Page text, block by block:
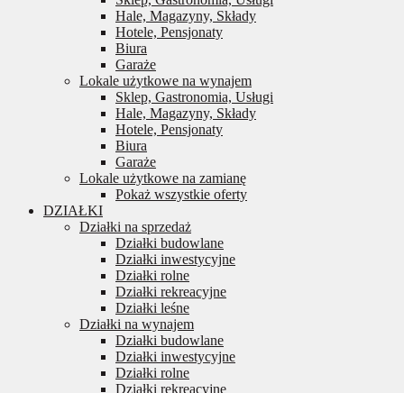
Hale, Magazyny, Składy
Hotele, Pensjonaty
Biura
Garaże
Lokale użytkowe na wynajem
Sklep, Gastronomia, Usługi
Hale, Magazyny, Składy
Hotele, Pensjonaty
Biura
Garaże
Lokale użytkowe na zamianę
Pokaż wszystkie oferty
DZIAŁKI
Działki na sprzedaż
Działki budowlane
Działki inwestycyjne
Działki rolne
Działki rekreacyjne
Działki leśne
Działki na wynajem
Działki budowlane
Działki inwestycyjne
Działki rolne
Działki rekreacyjne